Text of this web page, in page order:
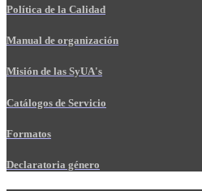
Política de la Calidad
Manual de organización
Misión de las SyUA's
Catálogos de Servicio
Formatos
Declaratoria género